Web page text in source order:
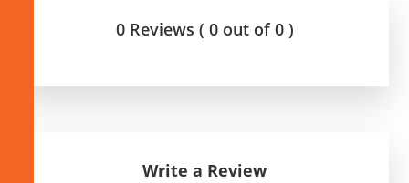
0 Reviews ( 0 out of 0 )
Write a Review